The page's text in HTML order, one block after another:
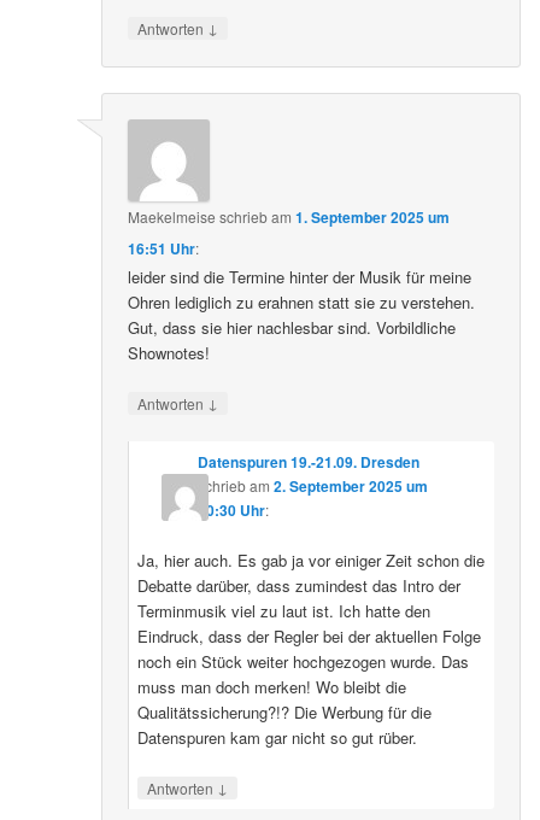
Antworten ↓
Maekelmeise schriebam1. September 2025 um
16:51 Uhr:
leider sind die Termine hinter der Musik für meine
Ohren lediglich zu erahnen statt sie zu verstehen.
Gut, dass sie hier nachlesbar sind. Vorbildliche
Shownotes!
Antworten ↓
Datenspuren 19.-21.09. Dresden
schriebam 2. September 2025 um
10:30 Uhr:
Ja, hier auch. Es gab ja vor einiger Zeit schon die
Debatte darüber, dass zumindest das Intro der
Terminmusik viel zu laut ist. Ich hatte den
Eindruck, dass der Regler bei der aktuellen Folge
noch ein Stück weiter hochgezogen wurde. Das
muss man doch merken! Wo bleibt die
Qualitätssicherung?!? Die Werbung für die
Datenspuren kam gar nicht so gut rüber.
Antworten ↓